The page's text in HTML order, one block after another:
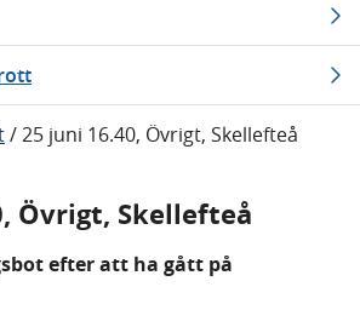
/25 juni 16.40, Övrigt, Skellefteå
Övrigt, Skellefteå
efter att ha gått på